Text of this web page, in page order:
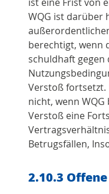
WQG ist darüber
berechtigt, wenn
schuldhaft
Verstoß fortsetzt.
nicht, wenn
Verstoß eine
Betrugsfällen,
2.10.3